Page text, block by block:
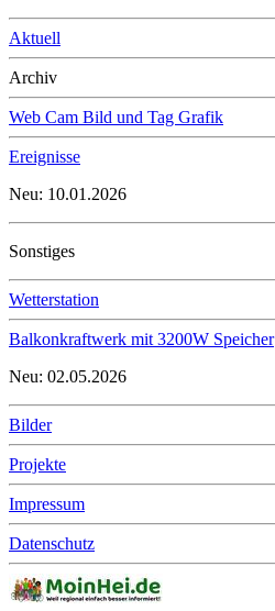
Aktuell
Archiv
Web Cam Bild und Tag Grafik
Ereignisse
Neu: 10.01.2026
Sonstiges
Wetterstation
Balkonkraftwerk mit 3200W Speicher
Neu: 02.05.2026
Bilder
Projekte
Impressum
Datenschutz